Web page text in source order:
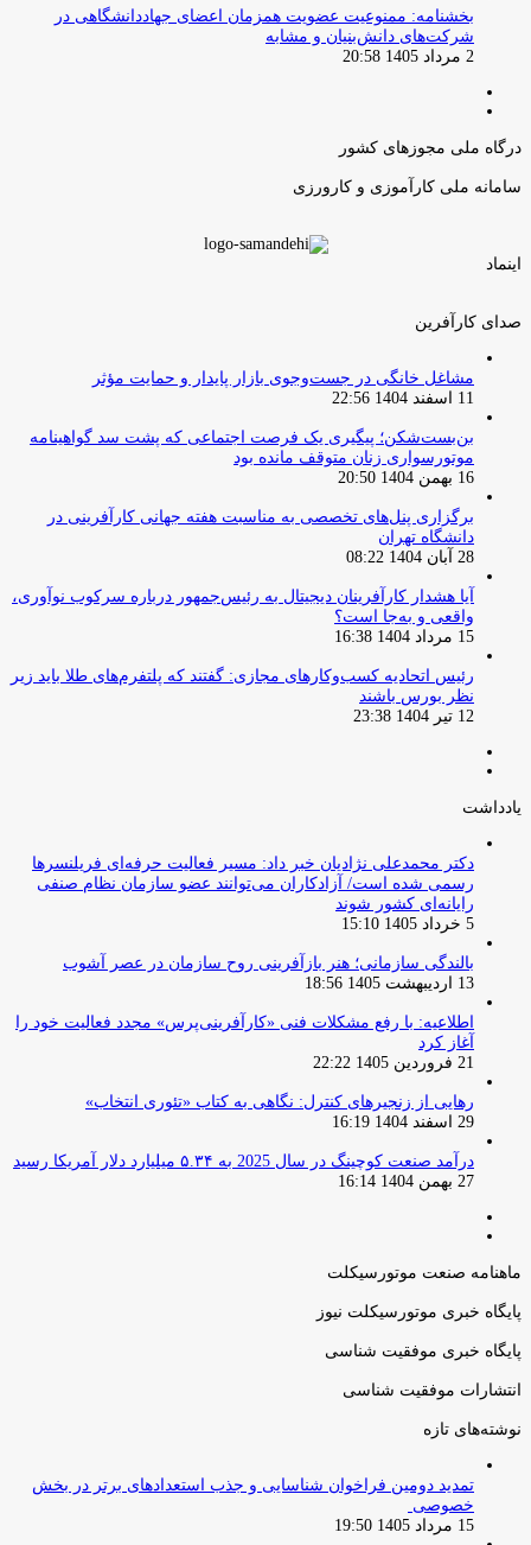
بخشنامه: ممنوعیت عضویت همزمان اعضای جهاددانشگاهی در
شرکت‌های دانش‌بنیان و مشابه
2 مرداد 1405 20:58
درگاه ملی مجوزهای کشور
سامانه ملی کارآموزی و کارورزی
اینماد
صدای کارآفرین
مشاغل خانگی در جست‌وجوی بازار پایدار و حمایت مؤثر
11 اسفند 1404 22:56
بن‌بست‌شکن؛ پیگیری یک فرصت اجتماعی که پشت سد گواهینامه
موتورسواری زنان متوقف مانده بود
16 بهمن 1404 20:50
برگزاری پنل‌های تخصصی به مناسبت هفته جهانی کارآفرینی در
دانشگاه تهران
28 آبان 1404 08:22
آیا هشدار کارآفرینان دیجیتال به رئیس‌جمهور درباره سرکوب نوآوری،
واقعی و به‌جا است؟
15 مرداد 1404 16:38
‏رئیس اتحادیه کسب‌وکارهای مجازی: گفتند که پلتفرم‌های طلا باید زیر
نظر بورس باشند
12 تیر 1404 23:38
یادداشت
دکتر محمدعلی نژادیان خبر داد: مسیر فعالیت حرفه‌ای فریلنسرها
رسمی شده است/ آزادکاران می‌توانند عضو سازمان نظام صنفی
رایانه‌ای کشور شوند
5 خرداد 1405 15:10
بالندگی سازمانی؛ هنر بازآفرینی روح سازمان در عصر آشوب
13 اردیبهشت 1405 18:56
اطلاعیه: با رفع مشکلات فنی «کارآفرینی‌پرس» مجدد فعالیت خود را
آغاز کرد
21 فروردین 1405 22:22
رهایی از زنجیرهای کنترل: نگاهی به کتاب «تئوری انتخاب»
29 اسفند 1404 16:19
درآمد صنعت کوچینگ در سال 2025 به ۵.۳۴ میلیارد دلار آمریکا رسید
27 بهمن 1404 16:14
ماهنامه صنعت موتورسیکلت
پایگاه خبری موتورسیکلت نیوز
پایگاه خبری موفقیت شناسی
انتشارات موفقیت شناسی
نوشته‌های تازه
تمدید دومین فراخوان شناسایی و جذب استعدادهای برتر در بخش
خصوصی
15 مرداد 1405 19:50